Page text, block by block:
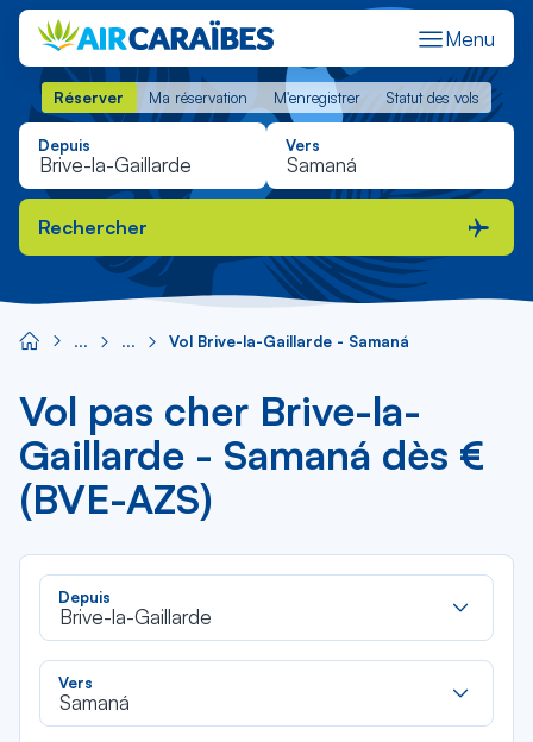
Menu
Réserver Ma réservation M'enregistrer Statut des vols
Réserver Ma réservation M'enregistrer Statut des vols
Depuis Vers
Rechercher
Vol Brive-la-Gaillarde - Samaná
Vol pas cher Brive-la-
Gaillarde - Samaná dès €
(BVE-AZS)
Depuis
Brive-la-Gaillarde
Vers
Samaná